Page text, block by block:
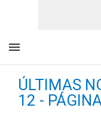
ÚLTIMAS
12 -